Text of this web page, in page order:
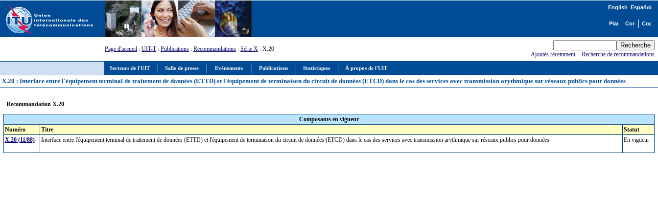
Secteurs de l'UIT Salle de presse Evénements Publications Statistiques À propos de l'UIT
English Español
Page d'accueil : UIT-T: Publications : Recommandations : Série X : X.20
Ajoutés récemment-Recherche de recommandations
X.20 : Interface entre l'équipement terminal de traitement de données (ETTD) et l'équipement de terminaison du circuit de données (ETCD) dans le cas des services avec transmission arythmique sur réseaux publics pour données
Recommandation X.20
Composants en vigueur
Numéro
Titre
Statut
X.20 (11/88)
Interface entre l'équipement terminal de traitement de données (ETTD) et l'équipement de terminaison du circuit de données (ETCD) dans le cas des services avec transmission arythmique sur réseaux publics pour données En vigueur